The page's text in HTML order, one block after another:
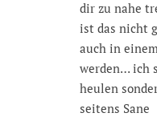
dir zu nahe
ist das nicht
auch in
werden… ich
heulen
seitens Sane